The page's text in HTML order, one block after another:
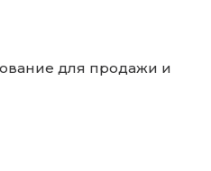
для продажи и